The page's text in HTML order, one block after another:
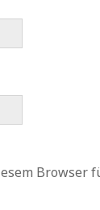
Browser